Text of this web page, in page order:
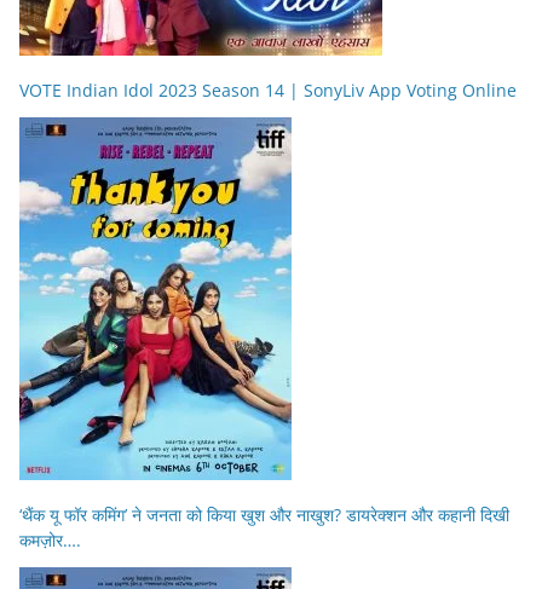
VOTE Indian Idol 2023 Season 14 | SonyLiv App Voting Online
‘थैंक यू फॉर कमिंग’ ने जनता को किया खुश और नाखुश? डायरेक्शन और कहानी दिखी
कमज़ोर….